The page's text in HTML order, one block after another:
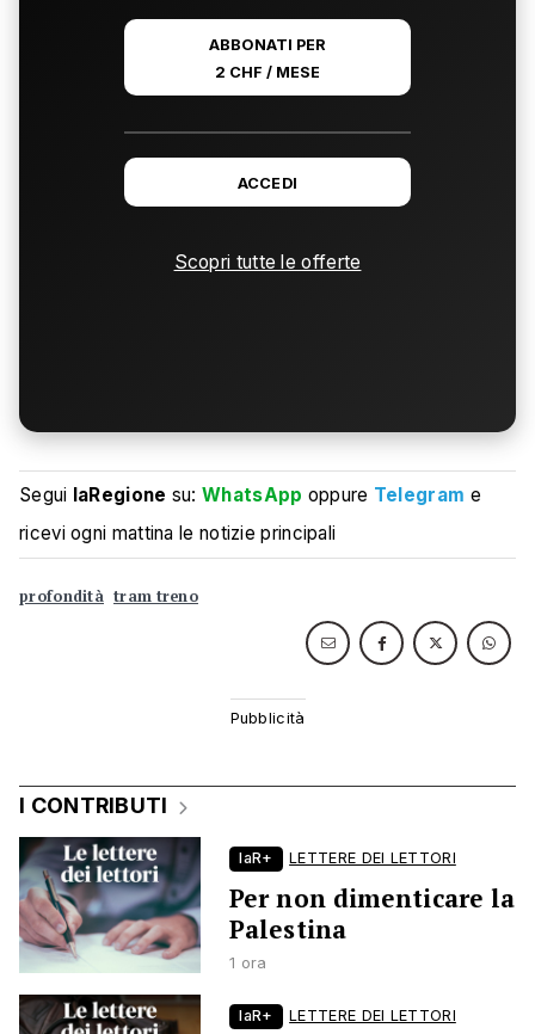
ABBONATI PER
2 CHF / MESE
ACCEDI
Scopri tutte le offerte
Segui laRegione su:WhatsApp oppure Telegram e
ricevi ogni mattina le notizie principali
profondità tram treno
I CONTRIBUTI
laR+ LETTERE DEI LETTORI
Per non dimenticare la
Palestina
1 ora
laR+ LETTERE DEI LETTORI